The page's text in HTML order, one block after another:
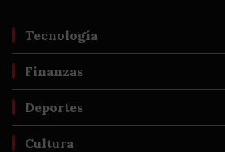
Tecnología
Finanzas
Deportes
Cultura